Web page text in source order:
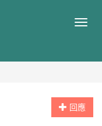
目
回應